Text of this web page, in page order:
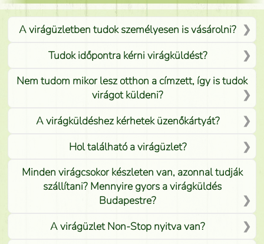
A virágüzletben tudok személyesen is vásárolni?
Tudok időpontra kérni virágküldést?
Nem tudom mikor lesz otthon a címzett, így is tudok
virágot küldeni?
A virágküldéshez kérhetek üzenőkártyát?
Hol található a virágüzlet?
Minden virágcsokor készleten van, azonnal tudják
szállítani? Mennyire gyors a virágküldés
Budapestre?
A virágüzlet Non-Stop nyitva van?